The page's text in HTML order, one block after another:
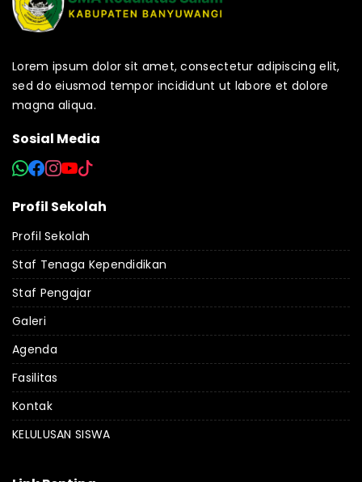
Lorem ipsum dolor sit amet, consectetur adipiscing elit,
sed do eiusmod tempor incididunt ut labore et dolore
magna aliqua.
Sosial Media
Profil Sekolah
Profil Sekolah
Staf Tenaga Kependidikan
Staf Pengajar
Galeri
Agenda
Fasilitas
Kontak
KELULUSAN SISWA